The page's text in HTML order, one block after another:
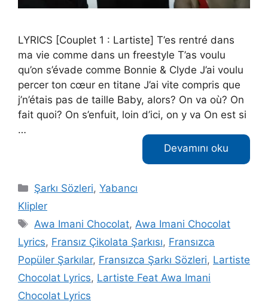
LYRICS [Couplet 1 : Lartiste] T’es rentré dans
ma vie comme dans un freestyle T’as voulu
qu’on s’évade comme Bonnie & Clyde J’ai voulu
percer ton cœur en titane J’ai vite compris que
j’n’étais pas de taille Baby, alors? On va où? On
fait quoi? On s’enfuit, loin d’ici, on y va On est si
…
Devamını oku
Kategoriler
Şarkı Sözleri,Yabancı
Klipler
Etiketler
Awa Imani Chocolat, Awa Imani Chocolat
Lyrics, Fransız Çikolata Şarkısı, Fransızca
Popüler Şarkılar, Fransızca Şarkı Sözleri, Lartiste
Chocolat Lyrics, Lartiste Feat Awa Imani
Chocolat Lyrics